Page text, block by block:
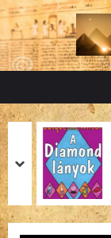
Skip
to
content
prev
next